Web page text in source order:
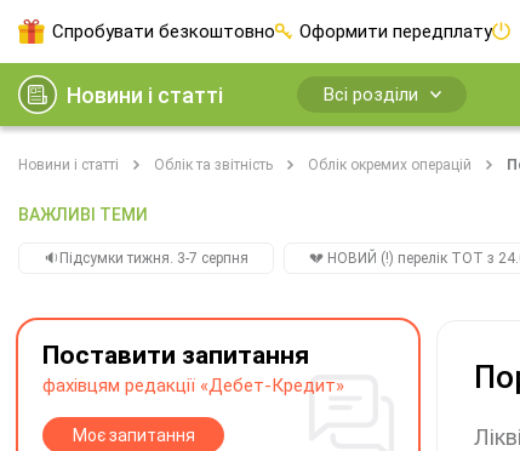
Спробувати безкоштовно Оформити передплату
Новини і статті Всі розділи
Новини і статті Облік та звітність Облік окремих операцій
ВАЖЛИВІ ТЕМИ
🔉Підсумки тижня. 3-7 серпня 💔 НОВИЙ (!) перелік ТОТ з
Поставити запитання
фахівцям редакції «Дебет-Кредит»
Моє запитання